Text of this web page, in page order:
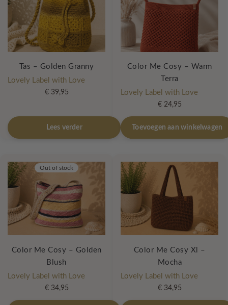
Tas – Golden Granny
Lovely Label with Love
€39,95
Lees verder
Color Me Cosy – Warm
Terra
Lovely Label with Love
€24,95
Toevoegen aan winkelwagen
Out of stock
Color Me Cosy – Golden
Blush
Lovely Label with Love
€34,95
Color Me Cosy Xl –
Mocha
Lovely Label with Love
€34,95